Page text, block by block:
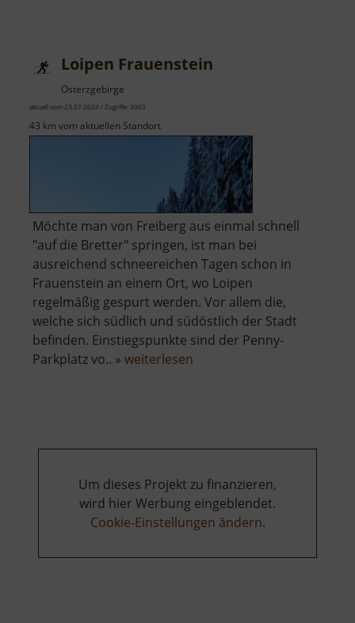
Loipen Frauenstein
Osterzgebirge
aktuell vom 23.07.2024 / Zugriffe: 3063
43 km vom aktuellen Standort
Möchte man von Freiberg aus einmal schnell
"auf die Bretter" springen, ist man bei
ausreichend schneereichen Tagen schon in
Frauenstein an einem Ort, wo Loipen
regelmäßig gespurt werden. Vor allem die,
welche sich südlich und südöstlich der Stadt
befinden. Einstiegspunkte sind der Penny-
Parkplatz vo.. » weiterlesen
Um dieses Projekt zu finanzieren,
wird hier Werbung eingeblendet.
Cookie-Einstellungen ändern.